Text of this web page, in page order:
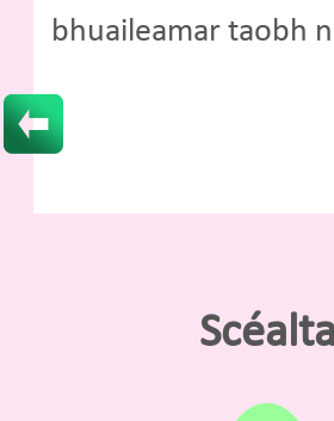
bhuaileamar taobh
Scéalta